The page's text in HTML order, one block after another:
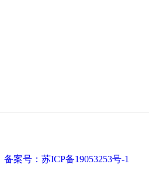
备案号：苏ICP备19053253号-1